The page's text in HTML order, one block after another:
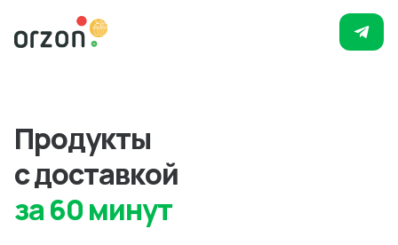
Продукты
с доставкой
за 60 минут